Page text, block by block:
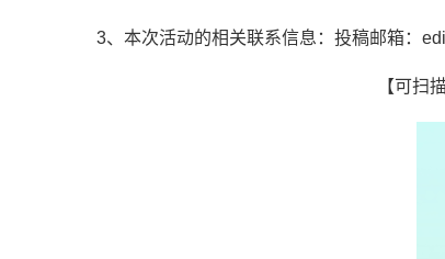
3、本次活动的相关联系信息：投稿邮箱：
【可扫